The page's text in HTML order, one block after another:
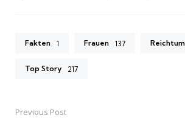
Fakten 1 Frauen 137 Reichtum
Top Story 217
Previous Post